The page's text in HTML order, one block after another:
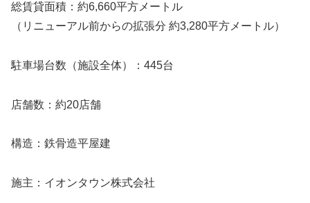
総賃貸面積：約6,660平方メートル
（リニューアル前からの拡張分 約3,280平方メートル）
駐車場台数（施設全体）：445台
店舗数：約20店舗
構造：鉄骨造平屋建
施主：イオンタウン株式会社